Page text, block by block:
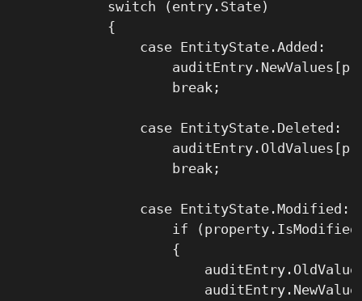
            switch (entry.State)
            {
                case EntityState.Added:
                    break;
                case EntityState.Deleted:
                    break;
                case EntityState.Modified:
if
                    {